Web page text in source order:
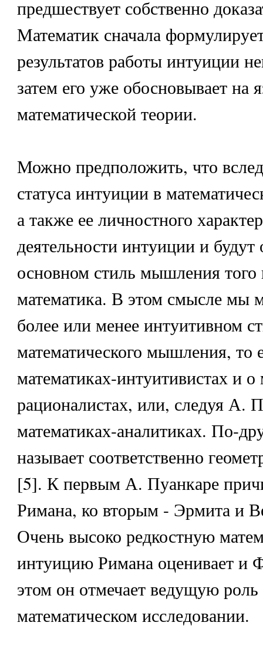
предшествует собственно
Математик сначала
результатов работы интуиции
затем его уже обосновывает на
математической теории.
Можно предположить, что
статуса интуиции в
а также ее личностного
деятельности интуиции и будут
основном стиль мышления того
математика. В этом смысле мы
более или менее интуитивном
математического мышления, то
математиках-интуитивистах и о
рационалистах, или, следуя А.
математиках-аналитиках. По-
называет соответственно
[5]. К первым А. Пуанкаре
Римана, ко вторым - Эрмита и
Очень высоко редкостную
интуицию Римана оценивает и
этом он отмечает ведущую
математическом исследовании.